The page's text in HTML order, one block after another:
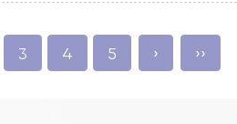
3 4 5 › ››